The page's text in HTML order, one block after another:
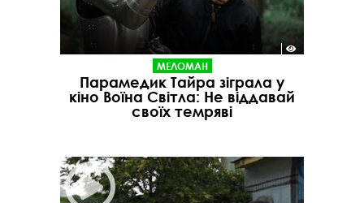
МЕЛОМАН
Парамедик Тайра зіграла у
кіно Воїна Світла: Не віддавай
своїх темряві